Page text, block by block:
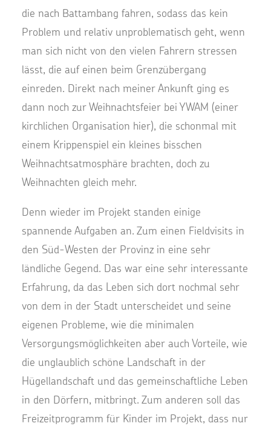
die nach Battambang fahren, sodass das kein
Problem und relativ unproblematisch geht, wenn
man sich nicht von den vielen Fahrern stressen
lässt, die auf einen beim Grenzübergang
einreden. Direkt nach meiner Ankunft ging es
dann noch zur Weihnachtsfeier bei YWAM (einer
kirchlichen Organisation hier), die schonmal mit
einem Krippenspiel ein kleines bisschen
Weihnachtsatmosphäre brachten, doch zu
Weihnachten gleich mehr.
Denn wieder im Projekt standen einige
spannende Aufgaben an. Zum einen Fieldvisits in
den Süd-Westen der Provinz in eine sehr
ländliche Gegend. Das war eine sehr interessante
Erfahrung, da das Leben sich dort nochmal sehr
von dem in der Stadt unterscheidet und seine
eigenen Probleme, wie die minimalen
Versorgungsmöglichkeiten aber auch Vorteile, wie
die unglaublich schöne Landschaft in der
Hügellandschaft und das gemeinschaftliche Leben
in den Dörfern, mitbringt. Zum anderen soll das
Freizeitprogramm für Kinder im Projekt, dass nur